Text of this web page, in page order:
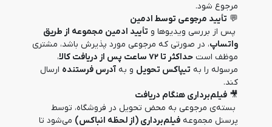
مرجوع شود.
💬 تأیید مرجوعی توسط ادمین
واتساپ
موظف است حداکثر تا ۷۲ ساعت پس از دریافت کالا
مرسوله را به تیپاکس تحویل و به آدرس فرستنده
کند.
🎥 فیلم‌برداری هنگام دریافت
پرسنل مجموعه فیلم‌برداری (از لحظه انباکس)